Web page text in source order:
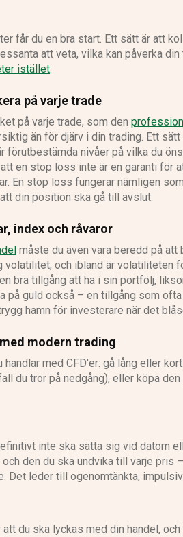
får du en bra start. Ett sätt är att
att veta, vilka kan påverka
istället.
på varje trade
på varje trade, som den
än för djärv i din trading. Ett
förutbestämda nivåer på vilka du
en stop loss inte är en garanti för
En stop loss fungerar nämligen
din position ska gå till avslut.
index och råvaror
måste du även vara beredd på att
volatilitet, och ibland är volatiliteten
bra tillgång att ha i sin portfölj,
på guld också – en tillgång som
hamn för investerare när det
modern trading
med CFD'er: gå lång eller
du tror på nedgång), eller köpa
inte ska sätta sig vid datorn
den du ska undvika till varje pris
Det leder till ogenomtänkta,
du ska lyckas med din handel,